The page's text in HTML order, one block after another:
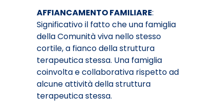
AFFIANCAMENTO FAMILIARE:
Significativo il fatto che una famiglia
della Comunità viva nello stesso
cortile, a fianco della struttura
terapeutica stessa. Una famiglia
coinvolta e collaborativa rispetto ad
alcune attività della struttura
terapeutica stessa.